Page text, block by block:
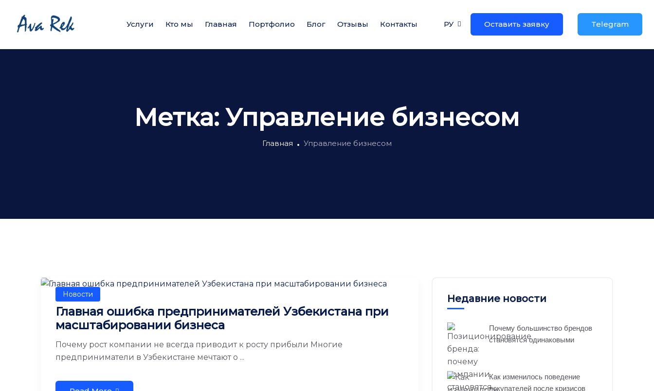
Услуги Кто мы Главная Портфолио Блог Отзывы Контакты РУ Оставить заявку Telegram
Метка: Управление бизнесом
Главная Управление бизнесом
Новости
Главная ошибка предпринимателей Узбекистана при
масштабировании бизнеса
Почему рост компании не всегда приводит к росту прибыли Многие
предприниматели в Узбекистане мечтают о ...
Недавние новости
Почему большинство брендов
становятся одинаковыми
Как изменилось поведение
покупателей после кризисов